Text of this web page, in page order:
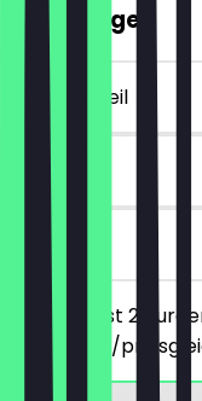
2für1 Burger
~12 € Vorteil
vor Ort
Du bestellst 2
günstigere/